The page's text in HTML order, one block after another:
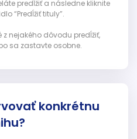
predĺžiť a následne kliknite
“Predĺžiť tituly”.
z nejakého dôvodu predĺžiť,
sa zastavte osobne.
konkrétnu